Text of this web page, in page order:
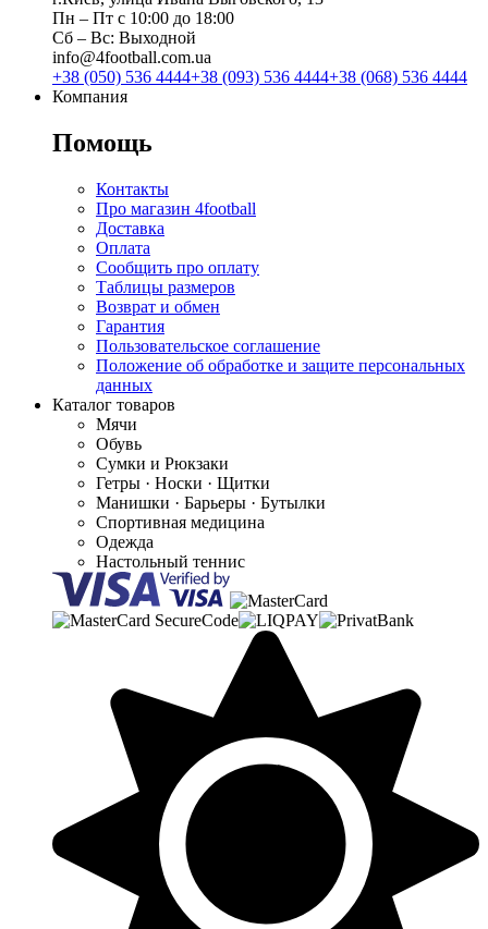
Пн ‒ Пт с 10:00 до 18:00
Сб ‒ Вс: Выходной
info@4football.com.ua
+38 (050) 536 4444+38 (093) 536 4444+38 (068) 536 4444
Компания
Помощь
Контакты
Про магазин 4football
Доставка
Оплата
Сообщить про оплату
Таблицы размеров
Возврат и обмен
Гарантия
Пользовательское соглашение
Положение об обработке и защите персональных
данных
Каталог товаров
Мячи
Обувь
Сумки и Рюкзаки
Гетры · Носки · Щитки
Манишки · Барьеры · Бутылки
Спортивная медицина
Одежда
Настольный теннис